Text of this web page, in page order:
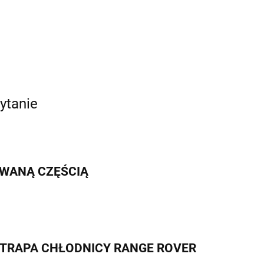
CZĘŚCIĄ
CHŁODNICY RANGE ROVER